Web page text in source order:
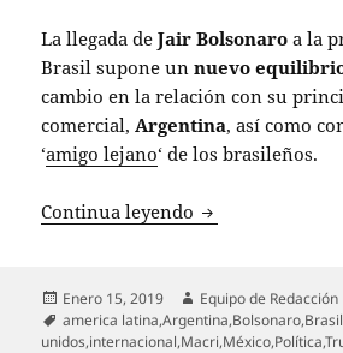
La llegada deJair Bolsonaro a la
Brasil supone unnuevo
cambio en la relación con su
comercial,Argentina, así como
‘amigo lejano‘ de los brasileños.
Continua leyendo ‘Efecto
Publicado
el
Enero 15, 2019 Autor
Equipo de Redacción
Etiquetas
america latina,Argentina,Bolsonaro,Brasil
unidos,internacional,Macri,México,Política,